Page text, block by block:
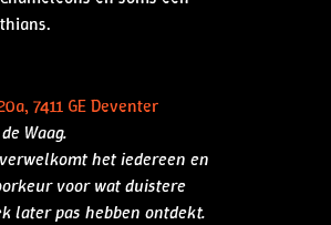
7411 GE Deventer
Waag.
het iedereen en
voor wat duistere
later pas hebben ontdekt.